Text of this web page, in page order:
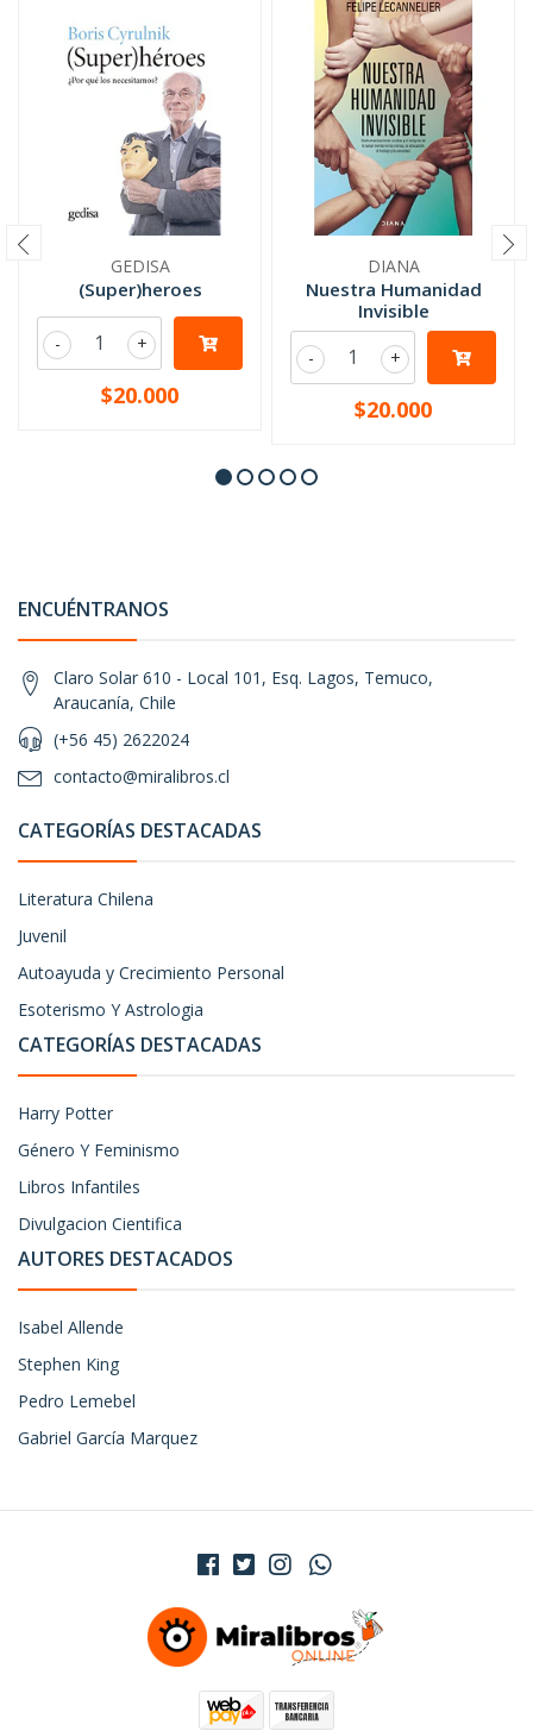
GEDISA
(Super)heroes
+
-
$20.000
DIANA
Nuestra Humanidad
Invisible
+
-
$20.000
ENCUÉNTRANOS
Claro Solar 610 - Local 101, Esq. Lagos, Temuco,
Araucanía, Chile
(+56 45) 2622024
contacto@miralibros.cl
CATEGORÍAS DESTACADAS
Literatura Chilena
Juvenil
Autoayuda y Crecimiento Personal
Esoterismo Y Astrologia
CATEGORÍAS DESTACADAS
Harry Potter
Género Y Feminismo
Libros Infantiles
Divulgacion Cientifica
AUTORES DESTACADOS
Isabel Allende
Stephen King
Pedro Lemebel
Gabriel García Marquez